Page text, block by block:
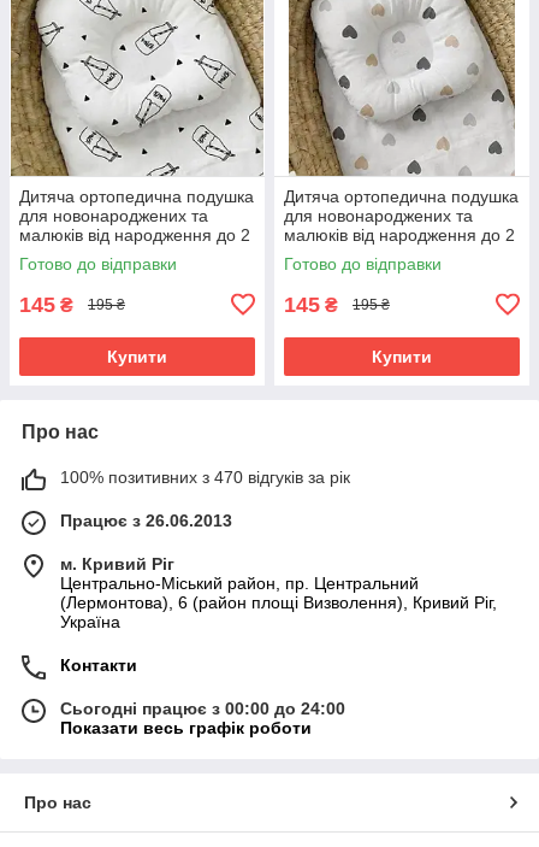
Дитяча ортопедична подушка
для новонароджених та
малюків від народження до 2
років 25х20х5 см BST milk
Готово до відправки
145 ₴ 195 ₴
Купити
Дитяча ортопедична подушка
для новонароджених та
малюків від народження до 2
років 25х20х5 см BST
кольорові сердечка
Готово до відправки
145 ₴ 195 ₴
Купити
Про нас
100% позитивних з 470 відгуків за рік
Працює з 26.06.2013
м. Кривий Ріг
Центрально-Міський район, пр. Центральний
(Лермонтова), 6 (район площі Визволення), Кривий Ріг,
Україна
Контакти
Сьогодні працює з 00:00 до 24:00
Показати весь графік роботи
Про нас